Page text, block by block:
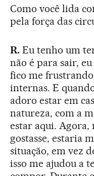
Como você lida
pela força das
R. Eu tenho um
não é para sair,
fico me
internas. E
adoro estar em
natureza, com a
estar aqui. Agora,
gostasse, estaria
situação, em vez
isso me ajudou a